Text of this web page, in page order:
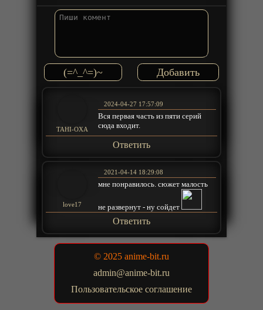
(=^_^=)~
TAHI-OXA
2024-04-27 17:57:09
Вся первая часть из пяти серий
сюда входит.
Ответить
love17
2021-04-14 18:29:08
мне понравилось. сюжет малость
не развернут - ну сойдет
Ответить
© 2025 anime-bit.ru
admin@anime-bit.ru
Пользовательское соглашение